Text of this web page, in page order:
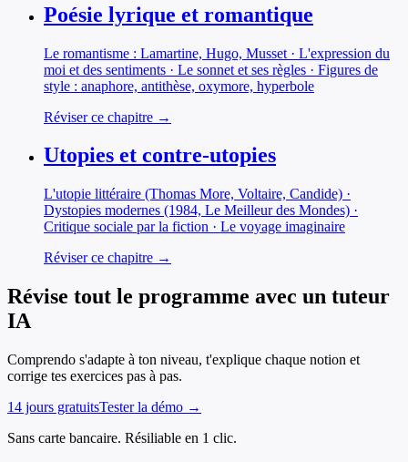
Poésie lyrique et romantique
Le romantisme : Lamartine, Hugo, Musset · L'expression du
moi et des sentiments · Le sonnet et ses règles · Figures de
style : anaphore, antithèse, oxymore, hyperbole
Réviser ce chapitre →
Utopies et contre-utopies
L'utopie littéraire (Thomas More, Voltaire, Candide) ·
Dystopies modernes (1984, Le Meilleur des Mondes) ·
Critique sociale par la fiction · Le voyage imaginaire
Réviser ce chapitre →
Révise tout le programme avec un tuteur
IA
Comprendo s'adapte à ton niveau, t'explique chaque notion et
corrige tes exercices pas à pas.
14 jours gratuitsTester la démo →
Sans carte bancaire. Résiliable en 1 clic.